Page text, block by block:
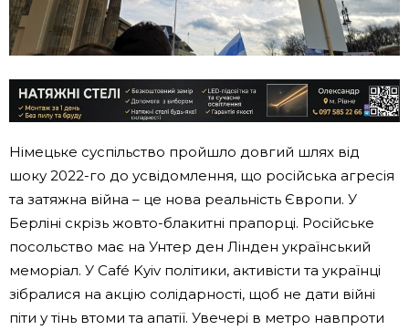
Німецьке суспільство пройшло довгий шлях від
шоку 2022-го до усвідомлення, що російська агресія
та затяжна війна – це нова реальність Європи. У
Берліні скрізь жовто-блакитні прапорці. Російське
посольство має на Унтер ден Лінден український
меморіал. У Café Kyiv політики, активісти та українці
зібралися на акцію солідарності, щоб не дати війні
піти у тінь втоми та апатії. Увечері в метро навпроти